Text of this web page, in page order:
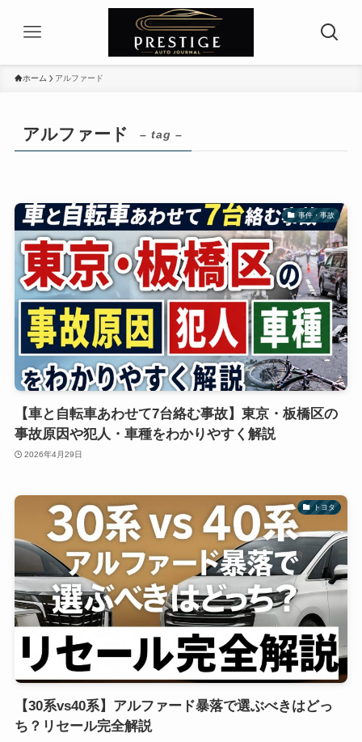
ホーム アルファード
アルファード – tag –
事件・事故
【車と自転車あわせて7台絡む事故】東京・板橋区の
事故原因や犯人・車種をわかりやすく解説
2026年4月29日
トヨタ
【30系vs40系】アルファード暴落で選ぶべきはどっ
ち？リセール完全解説